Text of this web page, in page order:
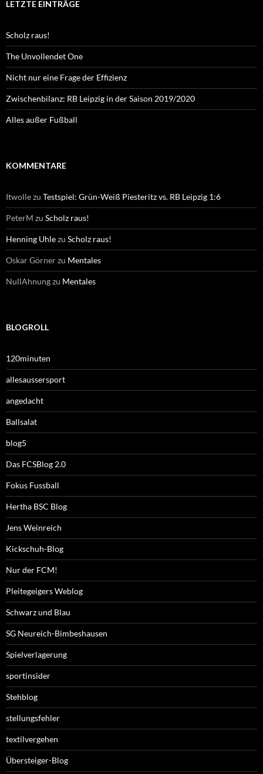
LETZTE EINTRÄGE
Scholz raus!
The Unvollendet One
Nicht nur eine Frage der Effizienz
Zwischenbilanz: RB Leipzig in der Saison 2019/2020
Alles außer Fußball
KOMMENTARE
Itwollezu Testspiel: Grün-Weiß Piesteritz vs. RB Leipzig 1:6
PeterM zu Scholz raus!
Henning Uhlezu Scholz raus!
Oskar Görnerzu Mentales
NullAhnungzu Mentales
BLOGROLL
120minuten
allesaussersport
angedacht
Ballsalat
blog5
Das FCSBlog 2.0
Fokus Fussball
Hertha BSC Blog
Jens Weinreich
Kickschuh-Blog
Nur der FCM!
Pleitegeigers Weblog
Schwarz und Blau
SG Neureich-Bimbeshausen
Spielverlagerung
sportinsider
Stehblog
stellungsfehler
textilvergehen
Übersteiger-Blog